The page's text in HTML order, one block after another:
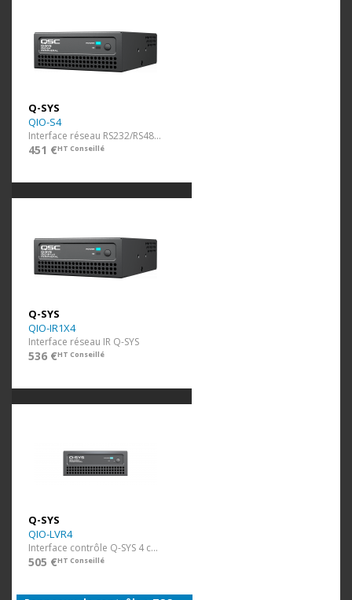
Q-SYS
QIO-S4
Interface réseau RS232/RS485 Q-SYS
451 €HT Conseillé
Q-SYS
QIO-IR1X4
Interface réseau IR Q-SYS
536 €HT Conseillé
Q-SYS
QIO-LVR4
Interface contrôle Q-SYS 4 contacts basse tension
505 €HT Conseillé